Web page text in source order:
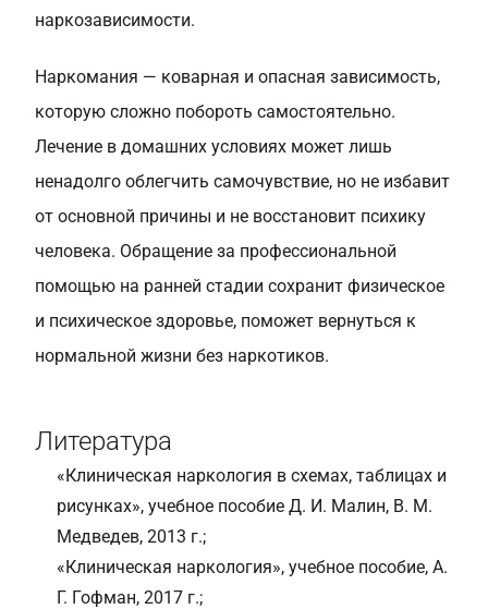
наркозависимости.
Наркомания — коварная и опасная зависимость,
которую сложно побороть самостоятельно.
Лечение в домашних условиях может лишь
ненадолго облегчить самочувствие, но не избавит
от основной причины и не восстановит психику
человека. Обращение за профессиональной
помощью на ранней стадии сохранит физическое
и психическое здоровье, поможет вернуться к
нормальной жизни без наркотиков.
Литература
«Клиническая наркология в схемах, таблицах и
рисунках», учебное пособие Д. И. Малин, В. М.
Медведев, 2013 г.;
«Клиническая наркология», учебное пособие, А.
Г. Гофман, 2017 г.;